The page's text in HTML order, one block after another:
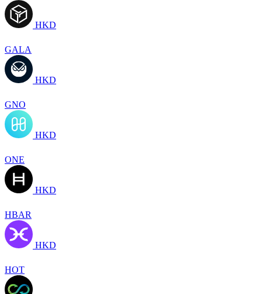
HKD
GALA
HKD
GNO
HKD
ONE
HKD
HBAR
HKD
HOT